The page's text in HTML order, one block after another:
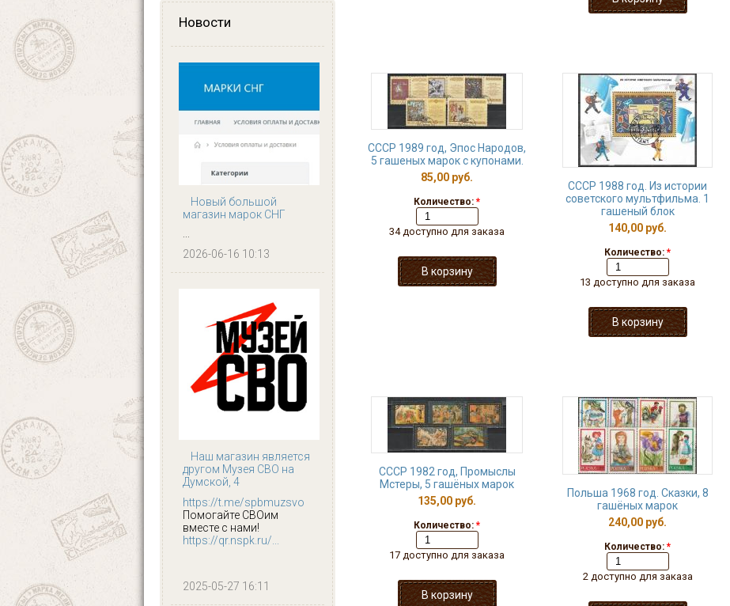
Новости
Новый большой
магазин марок СНГ
...
2026-06-16 10:13
Наш магазин является
другом Музея СВО на
Думской, 4
https://t.me/spbmuzsvo
Помогайте СВОим
вместе с нами!
https://qr.nspk.ru/...
2025-05-27 16:11
СССР 1989 год, Эпос Народов,
5 гашеных марок с купонами.
85,00 руб.
Количество: *
34 доступно для заказа
СССР 1988 год. Из истории
советского мультфильма. 1
гашеный блок
140,00 руб.
Количество: *
13 доступно для заказа
СССР 1982 год, Промыслы
Мстеры, 5 гашёных марок
135,00 руб.
Количество: *
17 доступно для заказа
Польша 1968 год. Сказки, 8
гашёных марок
240,00 руб.
Количество: *
2 доступно для заказа